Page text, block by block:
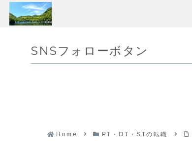
SNSフォローボタン
Home PT・OT・STの転職